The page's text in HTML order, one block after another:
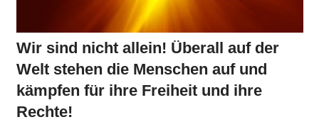
Wir sind nicht allein! Überall auf der
Welt stehen die Menschen auf und
kämpfen für ihre Freiheit und ihre
Rechte!